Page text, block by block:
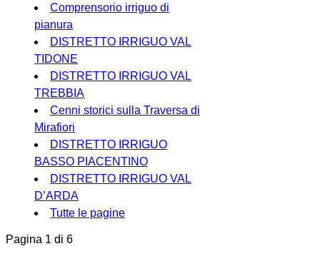
Comprensorio irriguo di
pianura
DISTRETTO IRRIGUO VAL
TIDONE
DISTRETTO IRRIGUO VAL
TREBBIA
Cenni storici sulla Traversa di
Mirafiori
DISTRETTO IRRIGUO
BASSO PIACENTINO
DISTRETTO IRRIGUO VAL
D’ARDA
Tutte le pagine
Pagina 1 di 6